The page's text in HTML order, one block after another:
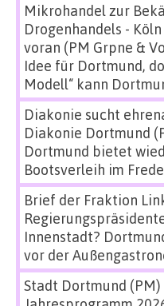
Mikrohandel zur
Drogenhandels -
voran (PM Grpne &
Idee für Dortmund,
Modell“ kann
Diakonie sucht
Diakonie Dortmund
Dortmund bietet
Bootsverleih im
Brief der Fraktion
Innenstadt?
vor der
Stadt Dortmund (PM)